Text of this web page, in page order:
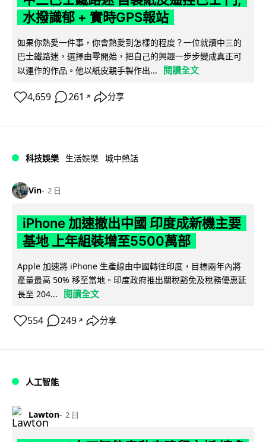
水撥識郁 + 實時GPS報站
如果你熱愛一件事，你會熱愛到怎樣的程度？一位就讀中三的
巴士鐵路迷，選擇由零開始，把自己的興趣一步步變成真正可
以運作的作品。他以紙皮親手製作出...
閱讀全文
4,659 261 ↗ 分享
科技娛樂 生活娛樂 城中熱話
Vin 2 日
iPhone 加速撤出中國 印度成新機主要
基地 上年組裝增至5500萬部
Apple 加速將 iPhone 生產線由中國轉往印度，目標兩年內將
產量最高 50% 移至當地。印度政府推出關稅豁免及稅務優惠延
長至 204...
閱讀全文
554 249 ↗ 分享
人工智能
Lawton 2 日